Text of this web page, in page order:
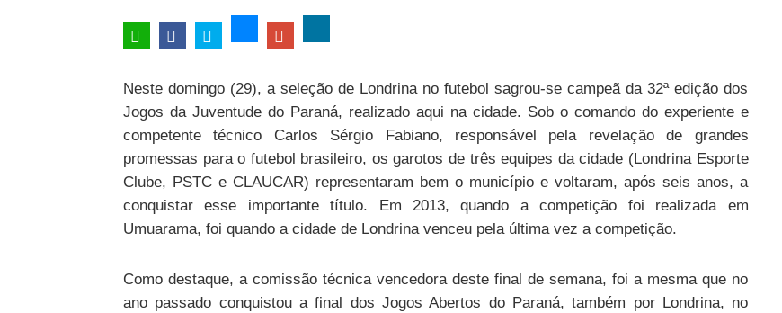
Neste domingo (29), a seleção de Londrina no futebol sagrou-se campeã da 32ª edição dos
Jogos da Juventude do Paraná, realizado aqui na cidade. Sob o comando do experiente e
competente técnico Carlos Sérgio Fabiano, responsável pela revelação de grandes
promessas para o futebol brasileiro, os garotos de três equipes da cidade (Londrina Esporte
Clube, PSTC e CLAUCAR) representaram bem o município e voltaram, após seis anos, a
conquistar esse importante título. Em 2013, quando a competição foi realizada em
Umuarama, foi quando a cidade de Londrina venceu pela última vez a competição.
Como destaque, a comissão técnica vencedora deste final de semana, foi a mesma que no
ano passado conquistou a final dos Jogos Abertos do Paraná, também por Londrina, no